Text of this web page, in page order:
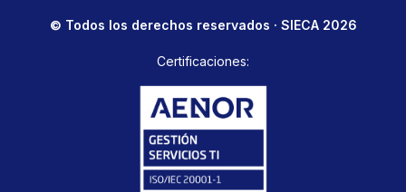
© Todos los derechos reservados · SIECA 2026
Certificaciones: